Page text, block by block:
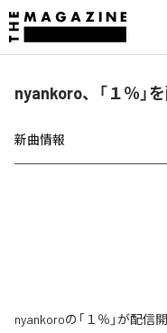
nyankoro、「１％」
新曲情報
nyankoroの「１％」が配